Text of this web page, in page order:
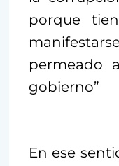
porque
permeado
gobierno”
En ese